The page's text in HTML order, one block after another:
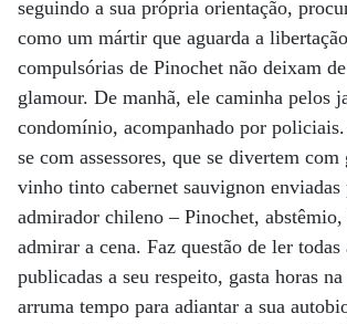
seguindo a sua própria orientação,
como um mártir que aguarda a
compulsórias de Pinochet não deixam
glamour. De manhã, ele caminha pelos
condomínio, acompanhado por
se com assessores, que se divertem com
vinho tinto cabernet sauvignon enviadas
admirador chileno – Pinochet,
admirar a cena. Faz questão de ler todas
publicadas a seu respeito, gasta horas
arruma tempo para adiantar a sua